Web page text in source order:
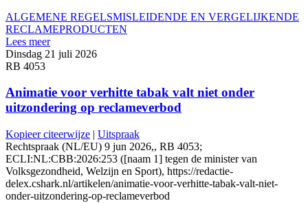
ALGEMENE REGELSMISLEIDENDE EN VERGELIJKENDE
RECLAMEPRODUCTEN
Lees meer
Dinsdag 21 juli 2026
RB 4053
Animatie voor verhitte tabak valt niet onder
uitzondering op reclameverbod
Kopieer citeerwijze | Uitspraak
Rechtspraak (NL/EU) 9 jun 2026,, RB 4053;
ECLI:NL:CBB:2026:253 ([naam 1] tegen de minister van
Volksgezondheid, Welzijn en Sport), https://redactie-
delex.cshark.nl/artikelen/animatie-voor-verhitte-tabak-valt-niet-
onder-uitzondering-op-reclameverbod